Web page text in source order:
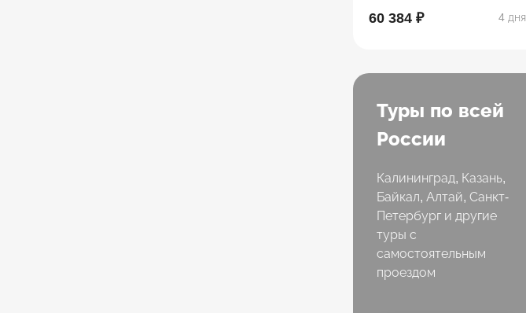
60 384 ₽ 4 дня
Туры по всей
России
Калининград, Казань,
Байкал, Алтай, Санкт-
Петербург и другие
туры с
самостоятельным
проездом